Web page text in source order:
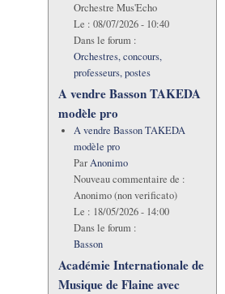
Orchestre Mus'Echo
Le : 08/07/2026 - 10:40
Dans le forum :
Orchestres, concours,
professeurs, postes
A vendre Basson TAKEDA
modèle pro
A vendre Basson TAKEDA
modèle pro
ParAnonimo
Nouveau commentaire de :
Anonimo (non verificato)
Le : 18/05/2026 - 14:00
Dans le forum :
Basson
Académie Internationale de
Musique de Flaine avec